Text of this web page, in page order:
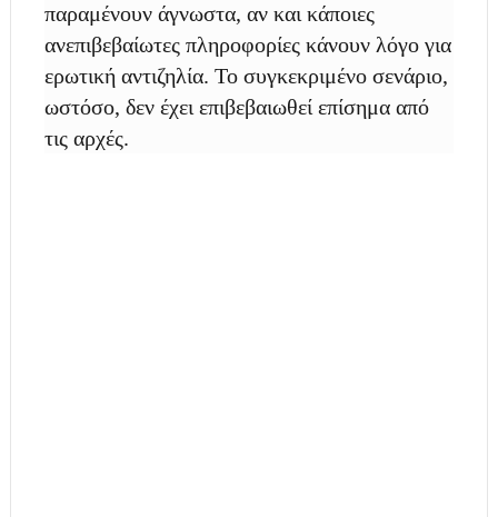
παραμένουν άγνωστα, αν και κάποιες
ανεπιβεβαίωτες πληροφορίες κάνουν λόγο για
ερωτική αντιζηλία. Το συγκεκριμένο σενάριο,
ωστόσο, δεν έχει επιβεβαιωθεί επίσημα από
τις αρχές.